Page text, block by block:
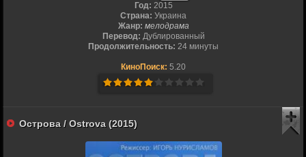
Год: 2015
Страна: Украина
Жанр: мелодрама
Перевод: Дублированный
Продолжительность: 24 минуты
КиноПоиск: 5.20
Острова / Ostrova (2015)